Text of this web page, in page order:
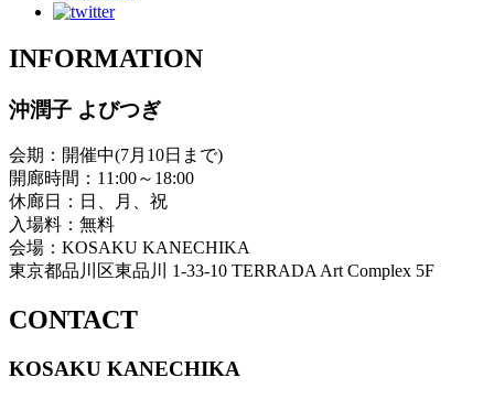
INFORMATION
沖潤子 よびつぎ
会期：開催中(7月10日まで)
開廊時間：11:00～18:00
休廊日：日、月、祝
入場料：無料
会場：KOSAKU KANECHIKA
東京都品川区東品川 1-33-10 TERRADA Art Complex 5F
CONTACT
KOSAKU KANECHIKA